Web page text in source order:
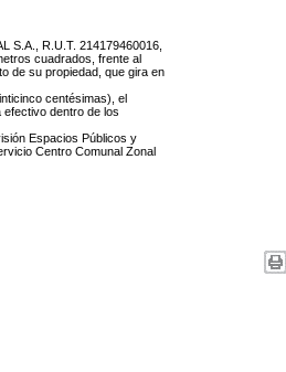
S.A., R.U.T. 214179460016,
cuadrados, frente al
de su propiedad, que gira en
centésimas), el
dentro de los
Espacios Públicos y
Centro Comunal Zonal